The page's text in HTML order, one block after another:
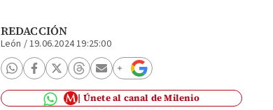
REDACCIÓN
León /19.06.2024 19:25:00
Únete al canal de Milenio